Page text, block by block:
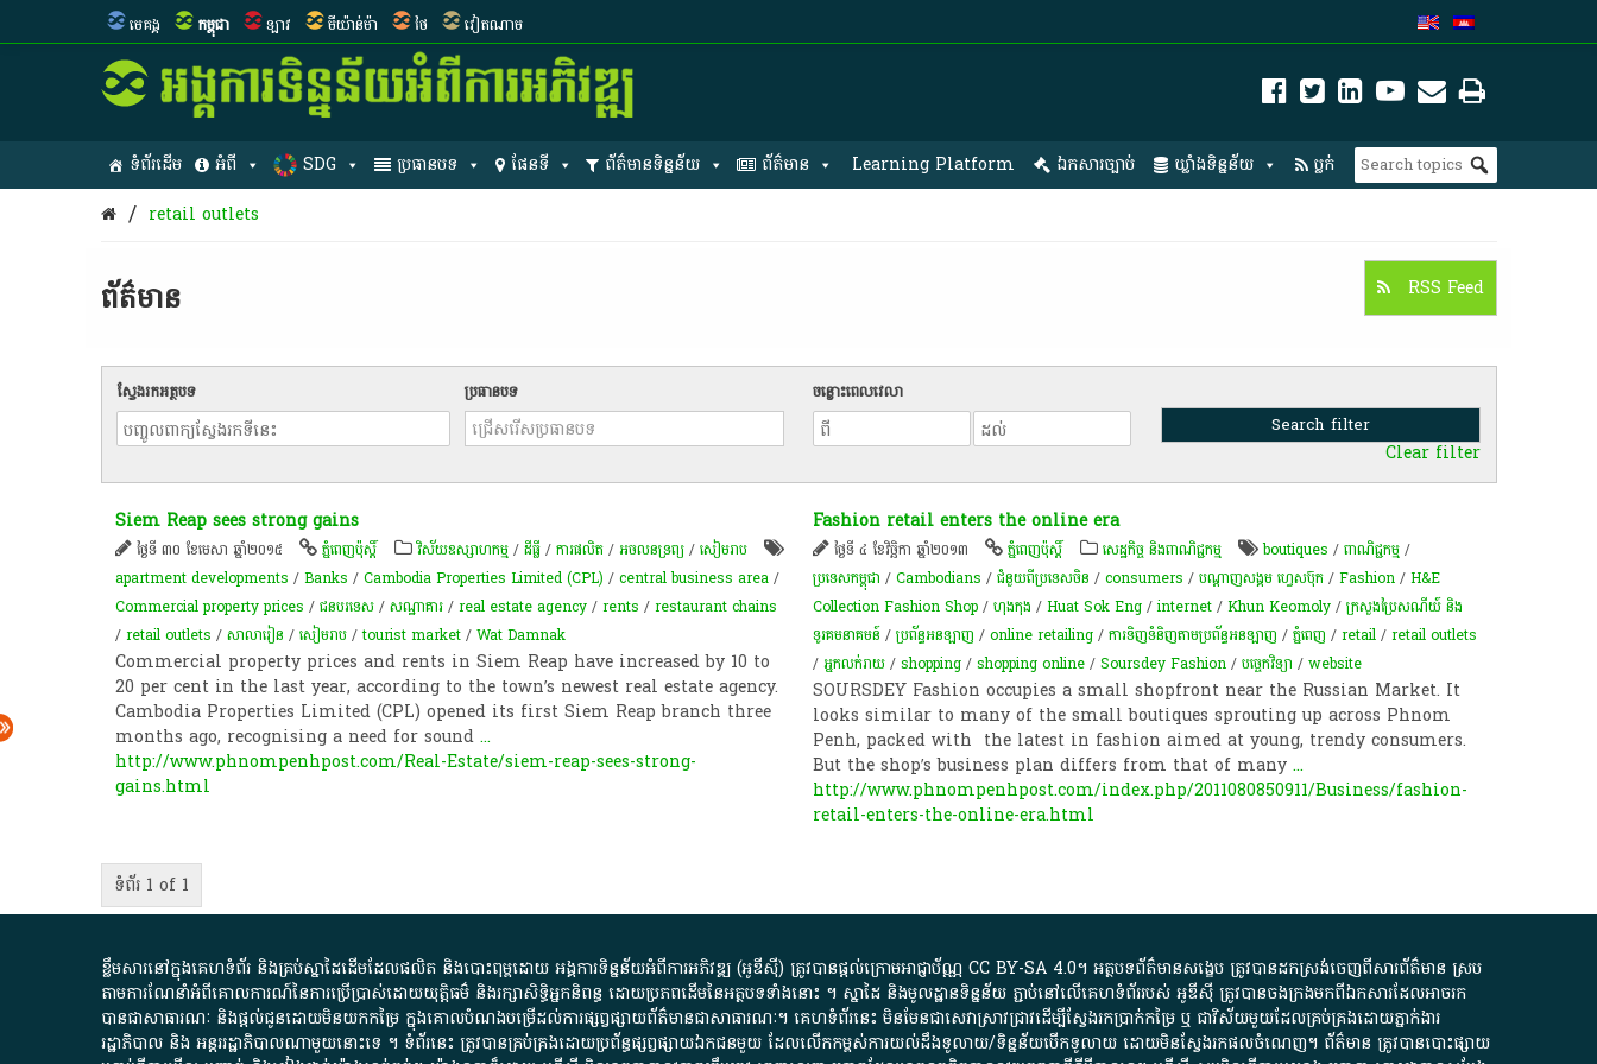
មេគង្គ កម្ពុជា ឡាវ មីយ៉ាន់ម៉ា ថៃ វៀតណាម
ទំព័រដើម អំពី SDG ប្រធានបទ ផែនទី ព័ត៌មានទិន្នន័យ ព័ត៌មាន Learning Platform ឯកសារច្បាប់ ឃ្លាំងទិន្នន័យ ប្លក់
/ retail outlets
ព័ត៌មាន​ RSS Feed
ស្វែងរកអត្ថបទ ប្រធានបទ ចន្លោះពេលវេលា
Clear filter
Siem Reap sees strong gains
ថ្ងៃទី ៣០ ខែមេសា ឆ្នាំ២០១៥ ភ្នំពេញប៉ុស្តិ៍ វិស័យឧស្សាហកម្ម/ដីធ្លី/ការផលិត​/​អចលនទ្រព្យ​/សៀមរាប
apartment developments /Banks /Cambodia Properties Limited (CPL) /central business area/
Commercial property prices /ជនបរទេស/សណ្ឋាគារ/real estate agency/rents /restaurant chains
/retail outlets /សាលារៀន /សៀមរាប/tourist market/Wat Damnak
Commercial property prices and rents in Siem Reap have increased by 10 to
20 per cent in the last year, according to the town’s newest real estate agency.
Cambodia Properties Limited (CPL) opened its first Siem Reap branch three
months ago, recognising a need for sound ...
http://www.phnompenhpost.com/Real-Estate/siem-reap-sees-strong-
gains.html
Fashion retail enters the online era
ថ្ងៃទី ៤ ខែវិច្ឆិកា ឆ្នាំ២០១៣ ភ្នំពេញប៉ុស្តិ៍ សេដ្ឋកិច្ច និងពាណិជ្ជកម្ម boutiques /ពាណិជ្ជកម្ម/
ប្រទេសកម្ពុជា /Cambodians /ជំនួយពីប្រទេសចិន /consumers /បណ្តាញសង្គម ហ្វេសប៊ុក/Fashion/H&E
Collection Fashion Shop/ហុងកុង /Huat Sok Eng/internet/Khun Keomoly/ក្រសួងប្រៃសណីយ៍ និង
ទូរគមនាគមន៍/ប្រព័ន្ធអនឡាញ /online retailing/ការទិញទំនិញតាមប្រព័ន្ធអនឡាញ /ភ្នំពេញ /retail/retail outlets
/អ្នកលក់រាយ/shopping/shopping online/Soursdey Fashion/បច្ចេកវិទ្យា /website
SOURSDEY Fashion occupies a small shopfront near the Russian Market. It
looks similar to many of the small boutiques sprouting up across Phnom
Penh, packed with the latest in fashion aimed at young, trendy consumers.
But the shop’s business plan differs from that of many...
http://www.phnompenhpost.com/index.php/2011080850911/Business/fashion-
retail-enters-the-online-era.html
ទំព័រ 1 of 1
ខ្លឹមសារ​នៅ​ក្នុង​គេហទំព័រ និង​គ្រប់​ស្នា​ដៃ​ដើម​ដែល​ផលិត​ និង​បោះពុម្ព​ដោយ​ អង្គការ​ទិន្នន័យ​អំពី​ការអភិវឌ្ឍ​​ (អូ​ឌី​ស៊ី)​ ត្រូវ​បាន​ផ្តល់​ក្រោម​អាជ្ញាប័ណ្ណ​ CC BY-SA 4.0។​ អត្ថបទ​ព័ត៌មាន​សង្ខេប​ ត្រូវ​បាន​ដកស្រង់​ចេញពី​សារព័ត៌មាន ស្រប
តាមការ​ណែនាំ​អំពី​គោលការណ៍​នៃ​ការ​ប្រើប្រាស់​ដោយ​យុត្តិធម៌​ និង​រក្សាសិទ្ធិអ្នកនិពន្ធ ដោយ​ប្រភពដើម​នៃ​​អត្ថបទទាំង​នោះ​ ។​ ស្នាដៃ​ និង​មូលដ្ឋាន​ទិន្នន័យ ​ភ្ជាប់​នៅ​លើ​គេហទំព័រ​របស់​ អូ​ឌី​ស៊ី​ ត្រូវ​បាន​ចងក្រង​មក​ពី​ឯកសារ​ដែល​អាច​រក​
បានជា​សាធារណៈ​ និង​ផ្តល់​ជូន​ដោយ​មិន​យក​កម្រៃ​ ក្នុង​គោលបំណង​បម្រើ​ដល់ការ​ផ្សព្វផ្សាយ​ព័ត៌មាន​ជា​សាធារណៈ​។​ គេហទំព័រ​នេះ​ មិនមែន​ជា​សេវា​ស្រាវជ្រាវ​ដើម្បី​ស្វែងរកប្រាក់​កម្រៃ​ ឬ​ ជា​វិស័យ​មួយ​ដែល​គ្រប់គ្រង​ដោយ​ភ្នាក់ងារ​
រដ្ឋាភិបាល​ និង ​អន្តររដ្ឋាភិបាល​ណាមួយ​នោះ​ទេ ​។​ ទំព័រ​នេះ​ ត្រូវ​បាន​គ្រប់គ្រង​ដោយ​ប្រព័ន្ធ​ផ្សព្វផ្សាយ​ឯកជន​មួយ​ ដែល​លើកកម្ពស់​ការ​យល់​ដឹង​ទូលាយ​/​ទិន្នន័យ​បើក​ទូលាយ​ ដោយ​មិនស្វែង​រក​ផល​ចំណេញ​។​ ព័ត៌មាន​ ត្រូវ​បាន​បោះផ្សាយ​